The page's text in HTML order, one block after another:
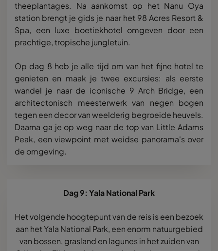
theeplantages. Na aankomst op het Nanu Oya
station brengt je gids je naar het 98 Acres Resort &
Spa, een luxe boetiekhotel omgeven door een
prachtige, tropische jungletuin.
Op dag 8 heb je alle tijd om van het fijne hotel te
genieten en maak je twee excursies: als eerste
wandel je naar de iconische 9 Arch Bridge, een
architectonisch meesterwerk van negen bogen
tegen een decor van weelderig begroeide heuvels.
Daarna ga je op weg naar de top van Little Adams
Peak, een viewpoint met weidse panorama's over
de omgeving.
Dag 9: Yala National Park
Het volgende hoogtepunt van de reis is een bezoek
aan het Yala National Park, een enorm natuurgebied
van bossen, grasland en lagunes in het zuiden van